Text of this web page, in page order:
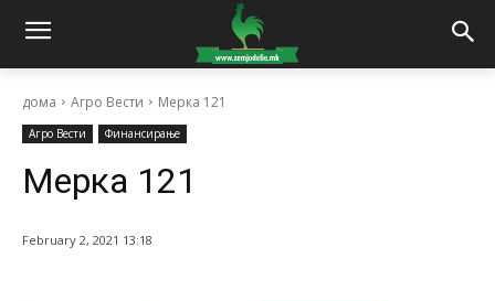
дома Агро Вести Мерка 121
Агро Вести Финансирање
Мерка 121
February 2, 2021 13:18